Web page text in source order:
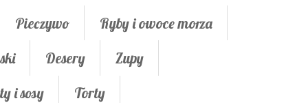
Pieczywo
Ryby i owoce morza
Desery
Zupy
i sosy
Torty